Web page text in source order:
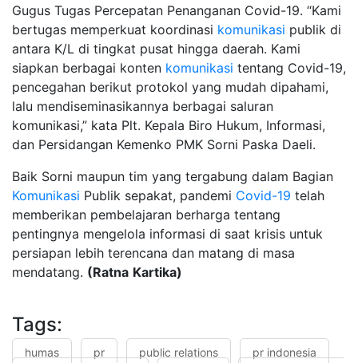
Gugus Tugas Percepatan Penanganan Covid-19. “Kami
bertugas memperkuat koordinasi komunikasi publik di
antara K/L di tingkat pusat hingga daerah. Kami
siapkan berbagai konten komunikasi tentang Covid-19,
pencegahan berikut protokol yang mudah dipahami,
lalu mendiseminasikannya berbagai saluran
komunikasi,” kata Plt. Kepala Biro Hukum, Informasi,
dan Persidangan Kemenko PMK Sorni Paska Daeli.
Baik Sorni maupun tim yang tergabung dalam Bagian
Komunikasi Publik sepakat, pandemi Covid-19 telah
memberikan pembelajaran berharga tentang
pentingnya mengelola informasi di saat krisis untuk
persiapan lebih terencana dan matang di masa
mendatang. (Ratna Kartika)
Tags:
humas pr public relations
pr indonesia